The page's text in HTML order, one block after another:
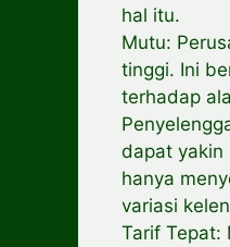
hal itu.
Mutu:
tinggi. Ini
terhadap
dapat yakin
hanya
variasi
Tarif Tepat: